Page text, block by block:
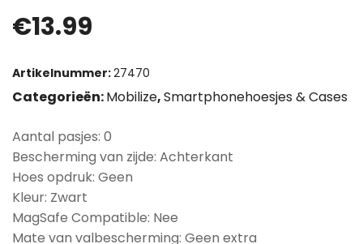
€13.99
Artikelnummer:27470
Categorieën:Mobilize,Smartphonehoesjes & Cases
Aantal pasjes: 0
Bescherming van zijde: Achterkant
Hoes opdruk: Geen
Kleur: Zwart
MagSafe Compatible: Nee
Mate van valbescherming: Geen extra